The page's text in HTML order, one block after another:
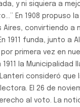
y ni siquiera a
En 1908 propuso
Aires, convirtiendo a
1911 funda, junto a
primera vez en
la Municipalidad
consideró que
El 26 de
al voto. La